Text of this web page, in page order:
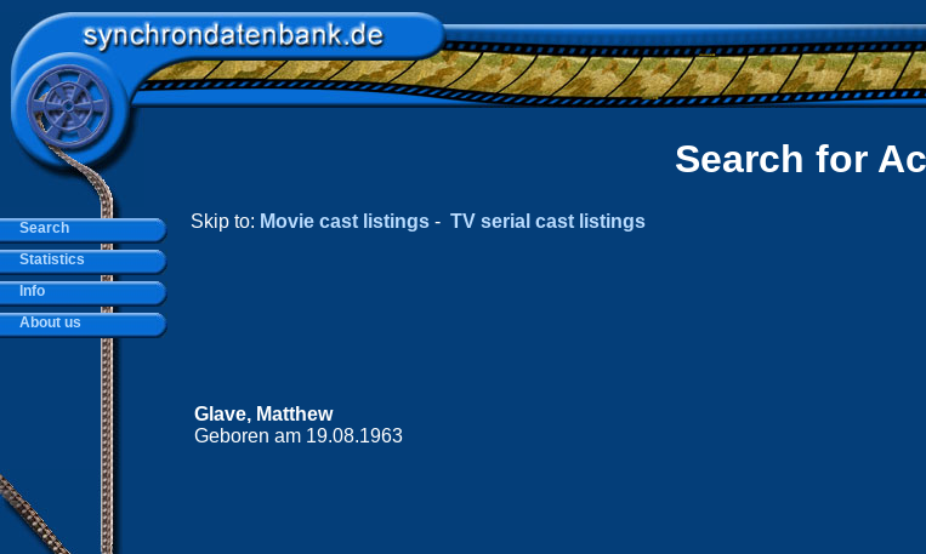
Search for
Skip to: Movie cast listings - TV serial cast listings
Glave, Matthew
Geboren am 19.08.1963
Search
Statistics
Info
About us